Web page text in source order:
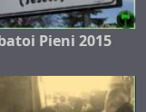
Pieni 2015